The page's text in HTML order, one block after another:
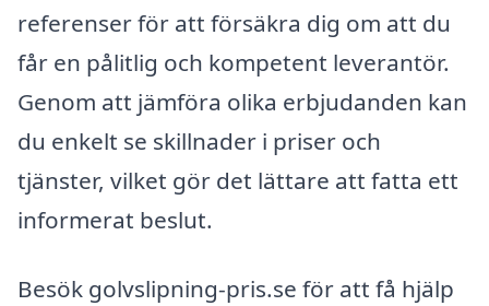
referenser för att försäkra dig om att du
får en pålitlig och kompetent leverantör.
Genom att jämföra olika erbjudanden kan
du enkelt se skillnader i priser och
tjänster, vilket gör det lättare att fatta ett
informerat beslut.
Besök golvslipning-pris.se för att få hjälp